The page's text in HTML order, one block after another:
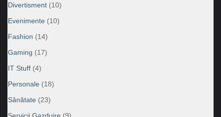
Divertisment (10)
Evenimente (10)
Fashion (14)
Gaming (17)
IT Stuff (4)
Personale (18)
Sănătate (23)